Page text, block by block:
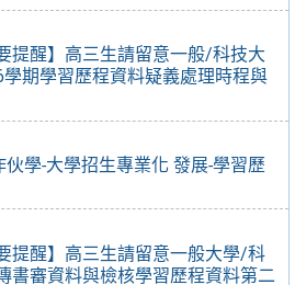
提醒】高三生請留意一般/科技大
期學習歷程資料疑義處理時程與
伙學-大學招生專業化 發展-學習歷
提醒】高三生請留意一般大學/科
書審資料與檢核學習歷程資料第二